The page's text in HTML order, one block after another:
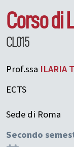
Corso di
CL015
Prof.ssa ILARIA
ECTS
Sede di Roma
Secondo